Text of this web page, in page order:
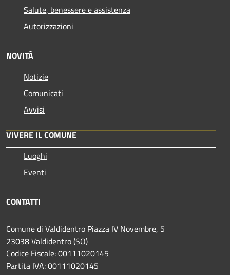
Salute, benessere e assistenza
Autorizzazioni
NOVITÀ
Notizie
Comunicati
Avvisi
VIVERE IL COMUNE
Luoghi
Eventi
CONTATTI
Comune di Valdidentro Piazza IV Novembre, 5
23038 Valdidentro (SO)
Codice Fiscale: 00111020145
Partita IVA: 00111020145